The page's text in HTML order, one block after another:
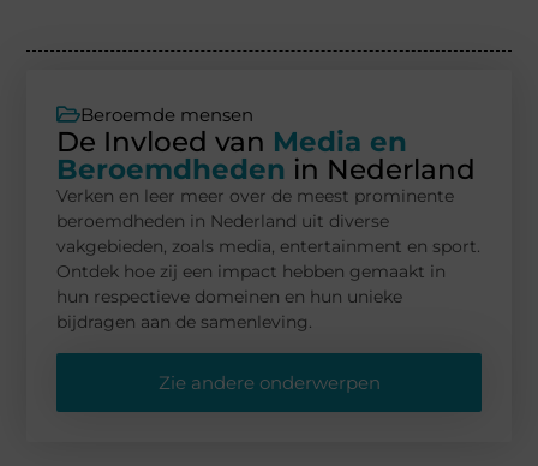
Beroemde mensen
De Invloed van Media en
Beroemdheden in Nederland
Verken en leer meer over de meest prominente
beroemdheden in Nederland uit diverse
vakgebieden, zoals media, entertainment en sport.
Ontdek hoe zij een impact hebben gemaakt in
hun respectieve domeinen en hun unieke
bijdragen aan de samenleving.
Zie andere onderwerpen